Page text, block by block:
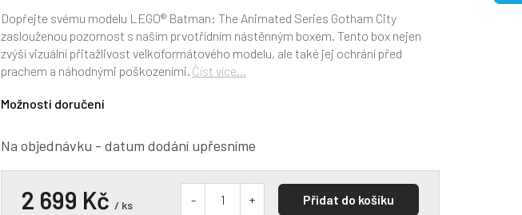
Na objednávku - datum dodání upřesníme
Možnosti doručení
Dopřejte svému modelu LEGO® Batman: The Animated Series Gotham City
zaslouženou pozornost s naším prvotřídním nástěnným boxem. Tento box nejen
zvýší vizuální přitažlivost velkoformátového modelu, ale také jej ochrání před
prachem a náhodnými poškozeními. Číst více...
produktu
je
0,0
z
5
2 699 Kč / ks Přidat do košíku